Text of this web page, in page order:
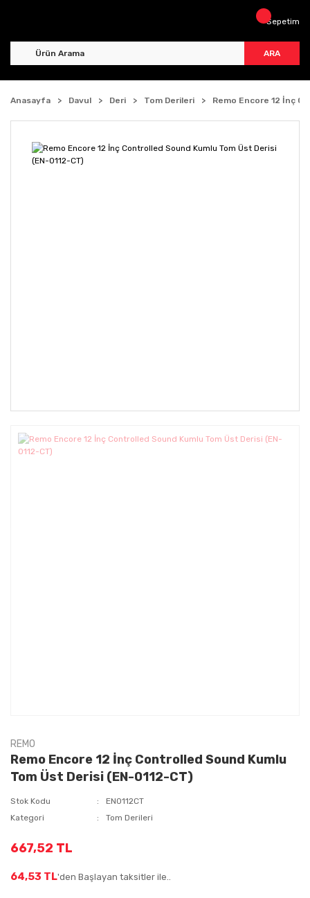
ARA
Sepetim
Anasayfa Davul Deri Tom Derileri Remo Encore 12 İnç
REMO
Remo Encore 12 İnç Controlled Sound Kumlu
Tom Üst Derisi (EN-0112-CT)
Stok Kodu
EN0112CT
Kategori
Tom Derileri
667,52 TL
64,53 TL'den Başlayan taksitler ile..